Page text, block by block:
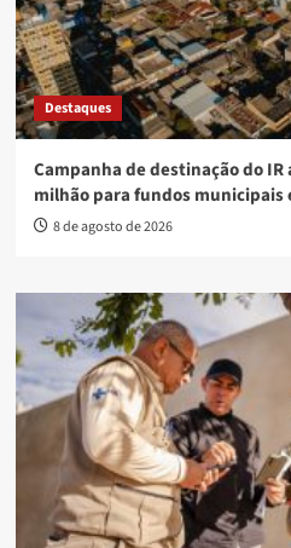
Destaques
Campanha de destinação do IR
milhão para fundos municipais
8 de agosto de 2026